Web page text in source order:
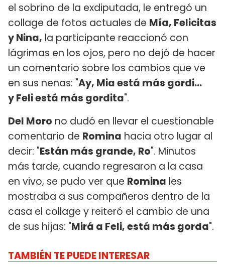
el sobrino de la exdiputada, le entregó un
collage de fotos actuales de Mía, Felicitas
y Nina, la participante reaccionó con
lágrimas en los ojos, pero no dejó de hacer
un comentario sobre los cambios que ve
en sus nenas: "Ay, Mia está más gordi...
y Feli está más gordita".
Del Moro no dudó en llevar el cuestionable
comentario de Romina hacia otro lugar al
decir: "Están más grande, Ro". Minutos
más tarde, cuando regresaron a la casa
en vivo, se pudo ver que Romina les
mostraba a sus compañeros dentro de la
casa el collage y reiteró el cambio de una
de sus hijas: "Mirá a Feli, está más gorda".
TAMBIÉN TE PUEDE INTERESAR